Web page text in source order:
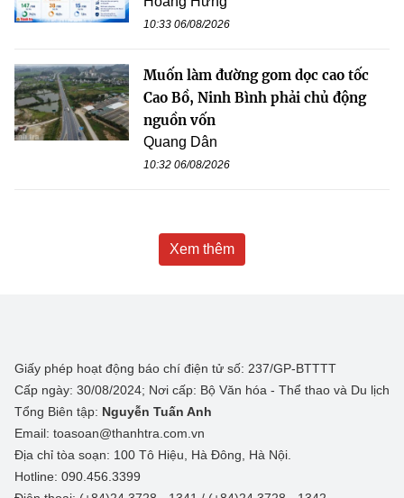
10:33 06/08/2026
Muốn làm đường gom dọc cao tốc
Cao Bồ, Ninh Bình phải chủ động
nguồn vốn
Quang Dân
10:32 06/08/2026
Xem thêm
Giấy phép hoạt động báo chí điện tử số: 237/GP-BTTTT
Cấp ngày: 30/08/2024; Nơi cấp: Bộ Văn hóa - Thể thao và Du lịch
Tổng Biên tập: Nguyễn Tuấn Anh
Email: toasoan@thanhtra.com.vn
Địa chỉ tòa soạn: 100 Tô Hiệu, Hà Đông, Hà Nội.
Hotline: 090.456.3399